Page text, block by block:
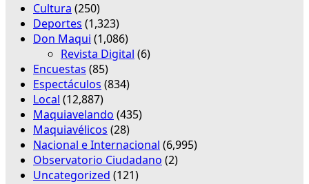
Cultura (250)
Deportes (1,323)
Don Maqui (1,086)
Revista Digital (6)
Encuestas (85)
Espectáculos (834)
Local (12,887)
Maquiavelando (435)
Maquiavélicos (28)
Nacional e Internacional (6,995)
Observatorio Ciudadano (2)
Uncategorized (121)